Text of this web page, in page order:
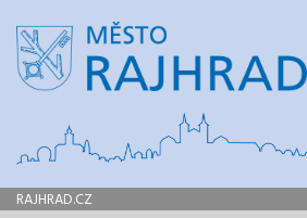
RAJHRAD.CZ